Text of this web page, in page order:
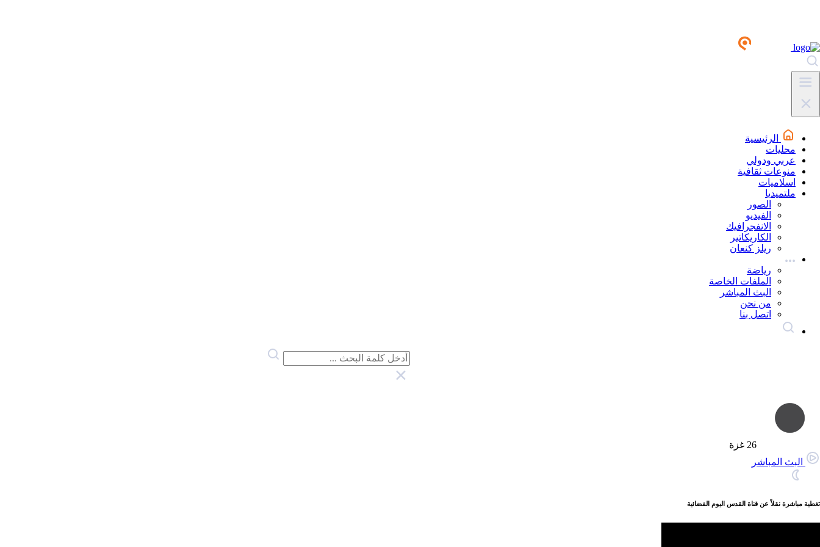
الرئيسية
محليات
عربي ودولي
منوعات ثقافية
اسلاميات
ملتميديا
الصور
الفيديو
الانفجرافيك
الكاريكاتير
ريلز كنعان
رياضة
الملفات الخاصة
البث المباشر
من نحن
اتصل بنا
26 غزة
البث المباشر
تغطية مباشرة نقلاً عن قناة القدس اليوم الفضائية